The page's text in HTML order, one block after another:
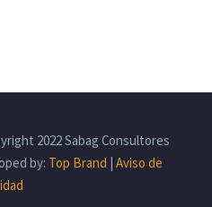
2022 Sabag Consultores
by: Top Brand | Aviso de